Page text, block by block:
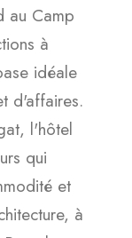
au Camp
à
idéale
d'affaires.
l'hôtel
qui
et
à